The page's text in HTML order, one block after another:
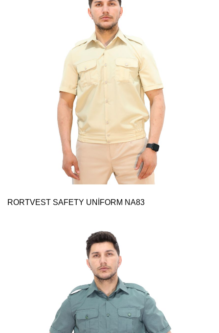
RORTVEST SAFETY UNİFORM NA83